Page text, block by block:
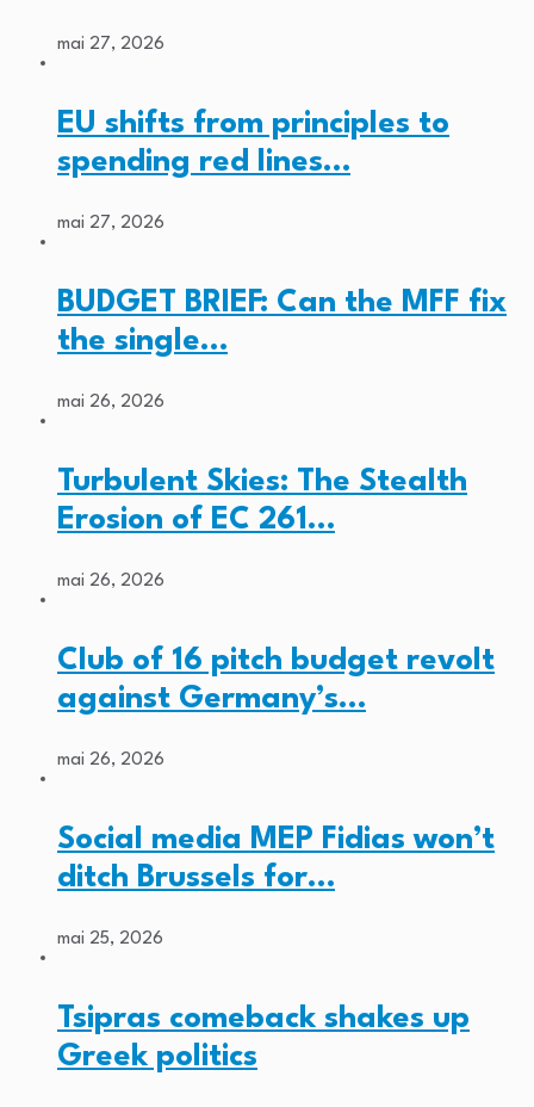
mai 27, 2026
EU shifts from principles to
spending red lines…
mai 27, 2026
BUDGET BRIEF: Can the MFF fix
the single…
mai 26, 2026
Turbulent Skies: The Stealth
Erosion of EC 261…
mai 26, 2026
Club of 16 pitch budget revolt
against Germany’s…
mai 26, 2026
Social media MEP Fidias won’t
ditch Brussels for…
mai 25, 2026
Tsipras comeback shakes up
Greek politics